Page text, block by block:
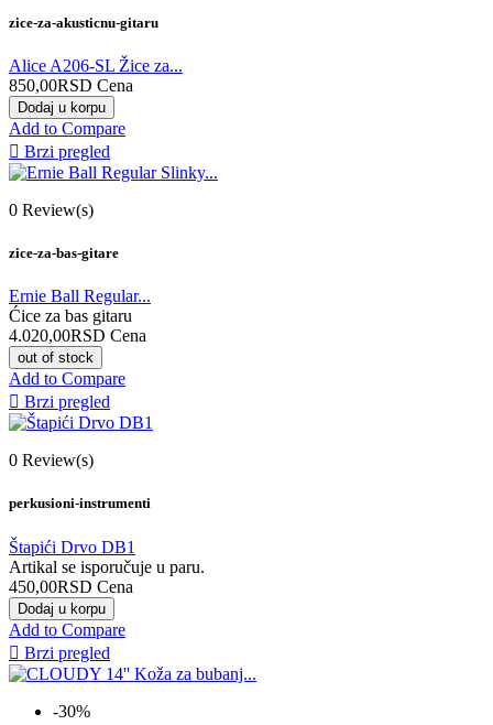
zice-za-akusticnu-gitaru
Alice A206-SL Žice za...
850,00RSD Cena
Dodaj u korpu
Add to Compare
 Brzi pregled
0 Review(s)
zice-za-bas-gitare
Ernie Ball Regular...
Ćice za bas gitaru
4.020,00RSD Cena
out of stock
Add to Compare
 Brzi pregled
0 Review(s)
perkusioni-instrumenti
Štapići Drvo DB1
Artikal se isporučuje u paru.
450,00RSD Cena
Dodaj u korpu
Add to Compare
 Brzi pregled
-30%